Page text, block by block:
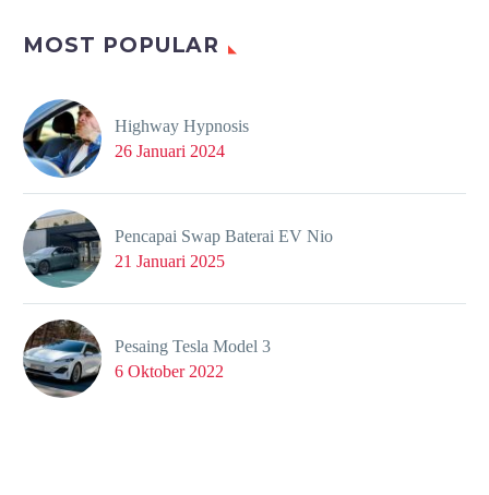
MOST POPULAR
Highway Hypnosis
26 Januari 2024
Pencapai Swap Baterai EV Nio
21 Januari 2025
Pesaing Tesla Model 3
6 Oktober 2022